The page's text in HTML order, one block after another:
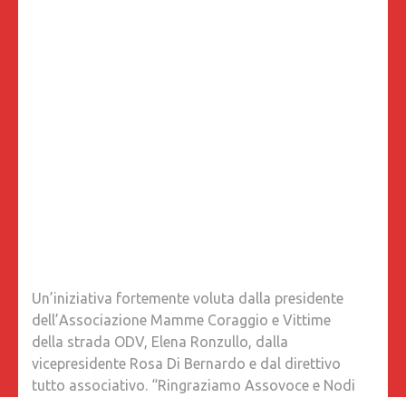
Un’iniziativa fortemente voluta dalla presidente
dell’Associazione Mamme Coraggio e Vittime
della strada ODV, Elena Ronzullo, dalla
vicepresidente Rosa Di Bernardo e dal direttivo
tutto associativo. “Ringraziamo Assovoce e Nodi